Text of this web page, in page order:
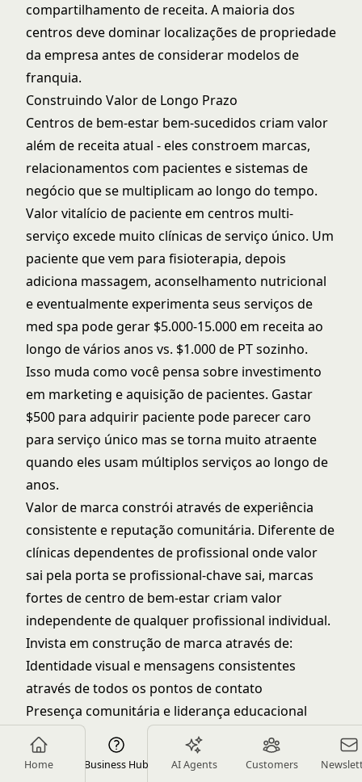
Home Business Hub AI Agents Customers
compartilhamento de receita. A maioria dos
centros deve dominar localizações de propriedade
da empresa antes de considerar modelos de
franquia.
Construindo Valor de Longo Prazo
Centros de bem-estar bem-sucedidos criam valor
além de receita atual - eles constroem marcas,
relacionamentos com pacientes e sistemas de
negócio que se multiplicam ao longo do tempo.
Valor vitalício de paciente em centros multi-
serviço excede muito clínicas de serviço único. Um
paciente que vem para fisioterapia, depois
adiciona massagem, aconselhamento nutricional
e eventualmente experimenta seus serviços de
med spa pode gerar $5.000-15.000 em receita ao
longo de vários anos vs. $1.000 de PT sozinho.
Isso muda como você pensa sobre investimento
em marketing e aquisição de pacientes. Gastar
$500 para adquirir paciente pode parecer caro
para serviço único mas se torna muito atraente
quando eles usam múltiplos serviços ao longo de
anos.
Valor de marca constrói através de experiência
consistente e reputação comunitária. Diferente de
clínicas dependentes de profissional onde valor
sai pela porta se profissional-chave sai, marcas
fortes de centro de bem-estar criam valor
independente de qualquer profissional individual.
Invista em construção de marca através de:
Identidade visual e mensagens consistentes
através de todos os pontos de contato
Presença comunitária e liderança educacional
Experiência de paciente que excede expectativas
Sistemas que entregam qualidade